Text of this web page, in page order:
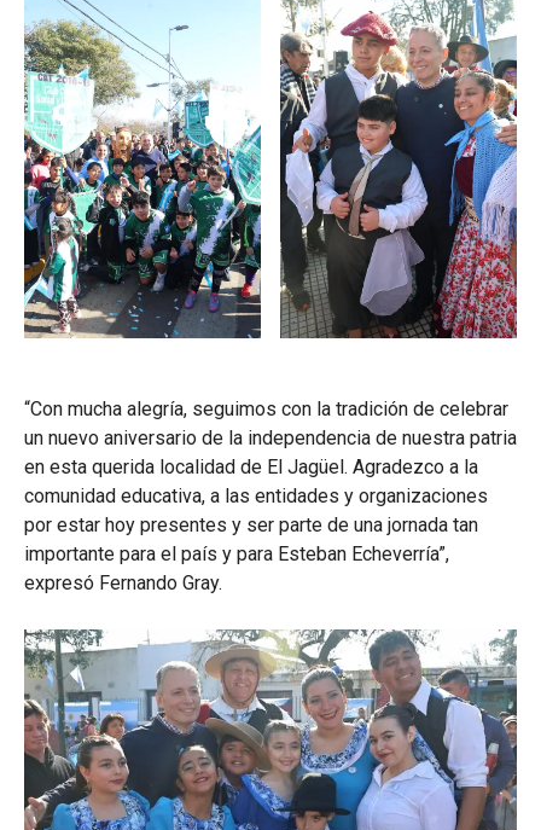
“Con mucha alegría, seguimos con la tradición de celebrar
un nuevo aniversario de la independencia de nuestra patria
en esta querida localidad de El Jagüel. Agradezco a la
comunidad educativa, a las entidades y organizaciones
por estar hoy presentes y ser parte de una jornada tan
importante para el país y para Esteban Echeverría”,
expresó Fernando Gray.